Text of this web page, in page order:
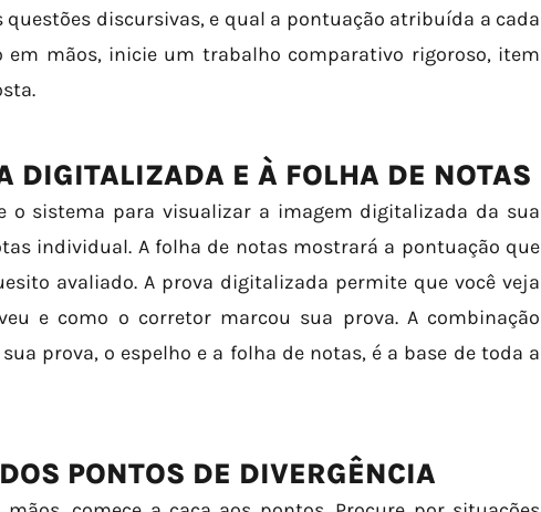
discursivas, e qual a pontuação atribuída a cada
em mãos, inicie um trabalho comparativo rigoroso, item
DIGITALIZADA E À FOLHA DE NOTAS
o sistema para visualizar a imagem digitalizada da sua
individual. A folha de notas mostrará a pontuação que
avaliado. A prova digitalizada permite que você veja
e como o corretor marcou sua prova. A combinação
prova, o espelho e a folha de notas, é a base de toda a
PONTOS DE DIVERGÊNCIA